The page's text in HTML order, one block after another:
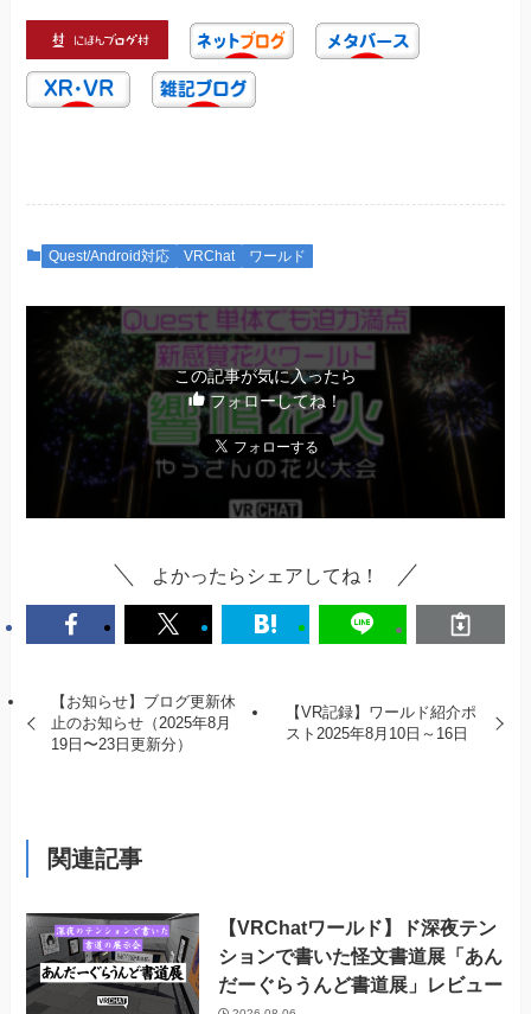
Quest/Android対応 VRChat ワールド
この記事が気に入ったら
フォローしてね！
よかったらシェアしてね！
【お知らせ】ブログ更新休
止のお知らせ（2025年8月
19日〜23日更新分）
【VR記録】ワールド紹介ポ
スト2025年8月10日～16日
関連記事
【VRChatワールド】ド深夜テン
ションで書いた怪文書道展「あん
だーぐらうんど書道展」レビュー